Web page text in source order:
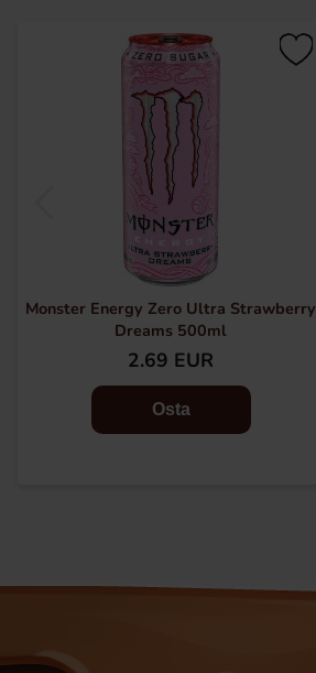
Monster Energy Zero Ultra Strawberry
Dreams 500ml
2.69 EUR
Osta